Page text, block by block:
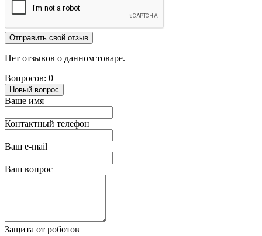
Отправить свой отзыв
Нет отзывов о данном товаре.
Вопросов: 0
Новый вопрос
Ваше имя
Контактный телефон
Ваш e-mail
Ваш вопрос
Защита от роботов